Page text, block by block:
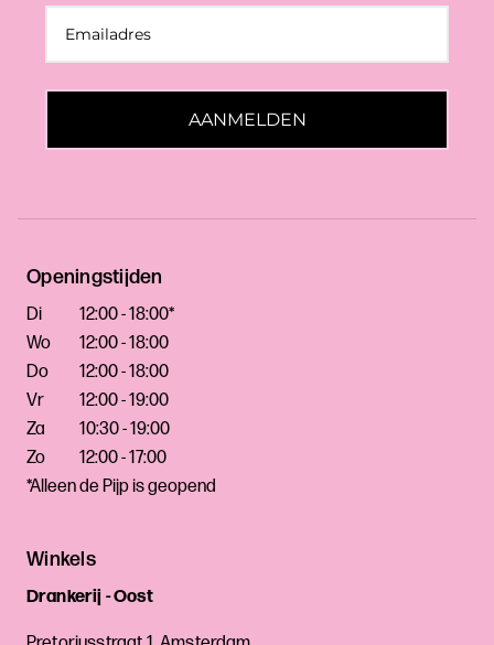
AANMELDEN
Openingstijden
Di
12:00 - 18:00*
Wo
12:00 - 18:00
Do
12:00 - 18:00
Vr
12:00 - 19:00
Za
10:30 - 19:00
Zo
12:00 - 17:00
*Alleen de Pijp is geopend
Winkels
Drankerij - Oost